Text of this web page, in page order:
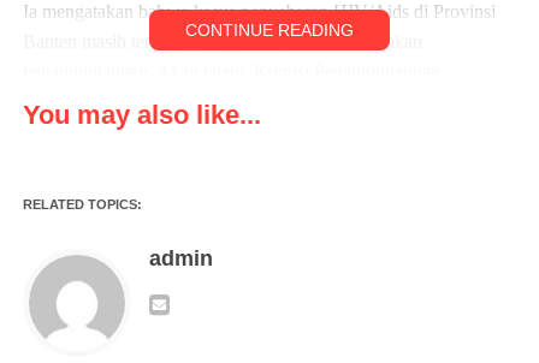
Ia mengatakan bahwa kasus penyebaran HIV/Aids di Provinsi
Banten masih terbilang tinggi dan perlu ada tindakan
HIV/Aids tidak dapat melaksanakan program kerja yang sudah
ada secara masif karena keterbatasan anggaran.
Salichan menyambut baik sampaian aspirasi tersebut dan akan
mendukung Komisi Penanggulangan dalam melaksanakan
program kerjanya.
“Kami sangat mendukung adanya Komisi Penanggulangan
CONTINUE READING
You may also like...
RELATED TOPICS:
admin